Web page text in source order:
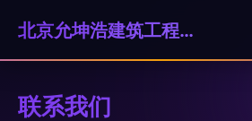
北京允坤浩建筑工程有限公司
联系我们